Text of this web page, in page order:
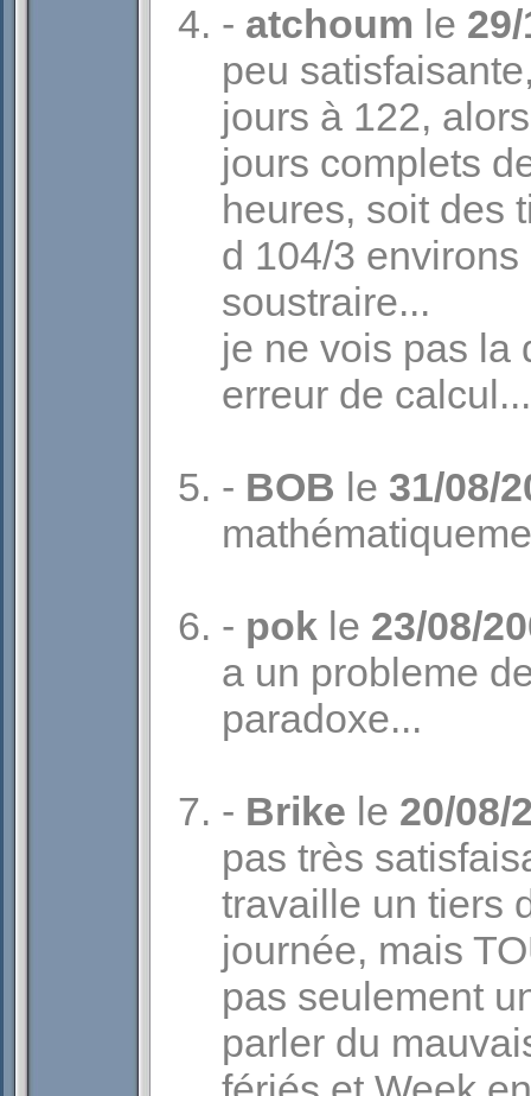
- atchoum le
peu
jours à 122,
jours complets
heures, soit des
d 104/3
soustraire...
je ne vois pas la
erreur de calcul...
- BOB le 31/08/
- pok le 23/08/
a un probleme
paradoxe...
- Brike le 20/08/
pas très
travaille un tiers
journée, mais
pas seulement
parler du